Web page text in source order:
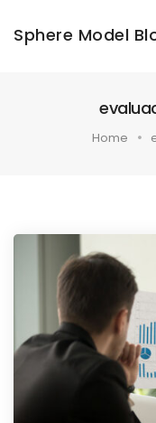
Sphere Model
Home